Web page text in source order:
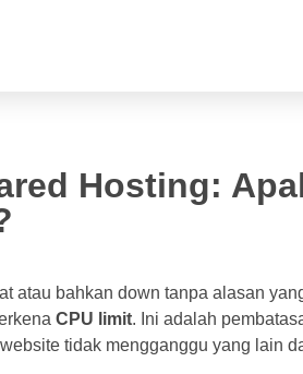
Hosting:
atau bahkan down tanpa alasan
CPU limit. Ini adalah
tidak mengganggu yang lain